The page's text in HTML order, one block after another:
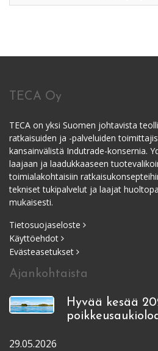
TECA Oy
TECA on yksi Suomen johtavista
ratkaisuiden ja -palveluiden
kansainvälistä Indutrade-konsernia.
laajaan ja laadukkaaseen
toimialakohtaisiin
tekniset tukipalvelut ja laajat
mukaisesti.
Tietosuojaseloste
Käyttöehdot
Evästeasetukset
Ajankohtaista
Hyvää kesää
29.05.2026